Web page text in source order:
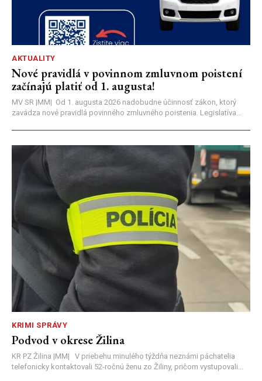
AKTUALITY
Nové pravidlá v povinnom zmluvnom poistení
začínajú platiť od 1. augusta!
MV SR |MM| Od 1. augusta 2026 nadobudne účinnosť zákon, ktorý
zavádza nové pravidlá povinného zmluvného poistenia. Legislatíva...
KRIMI SPRÁVY
Podvod v okrese Žilina
KR PZ Žilina |MM| V priebehu minulého týždňa neznámi páchatelia
telefonicky kontaktovali 52-ročnú ženu zo Žiliny, pričom vystupovali...